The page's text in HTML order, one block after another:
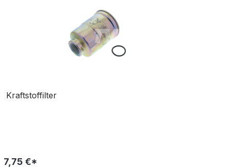
Kraftstoffilter
7,75 €*